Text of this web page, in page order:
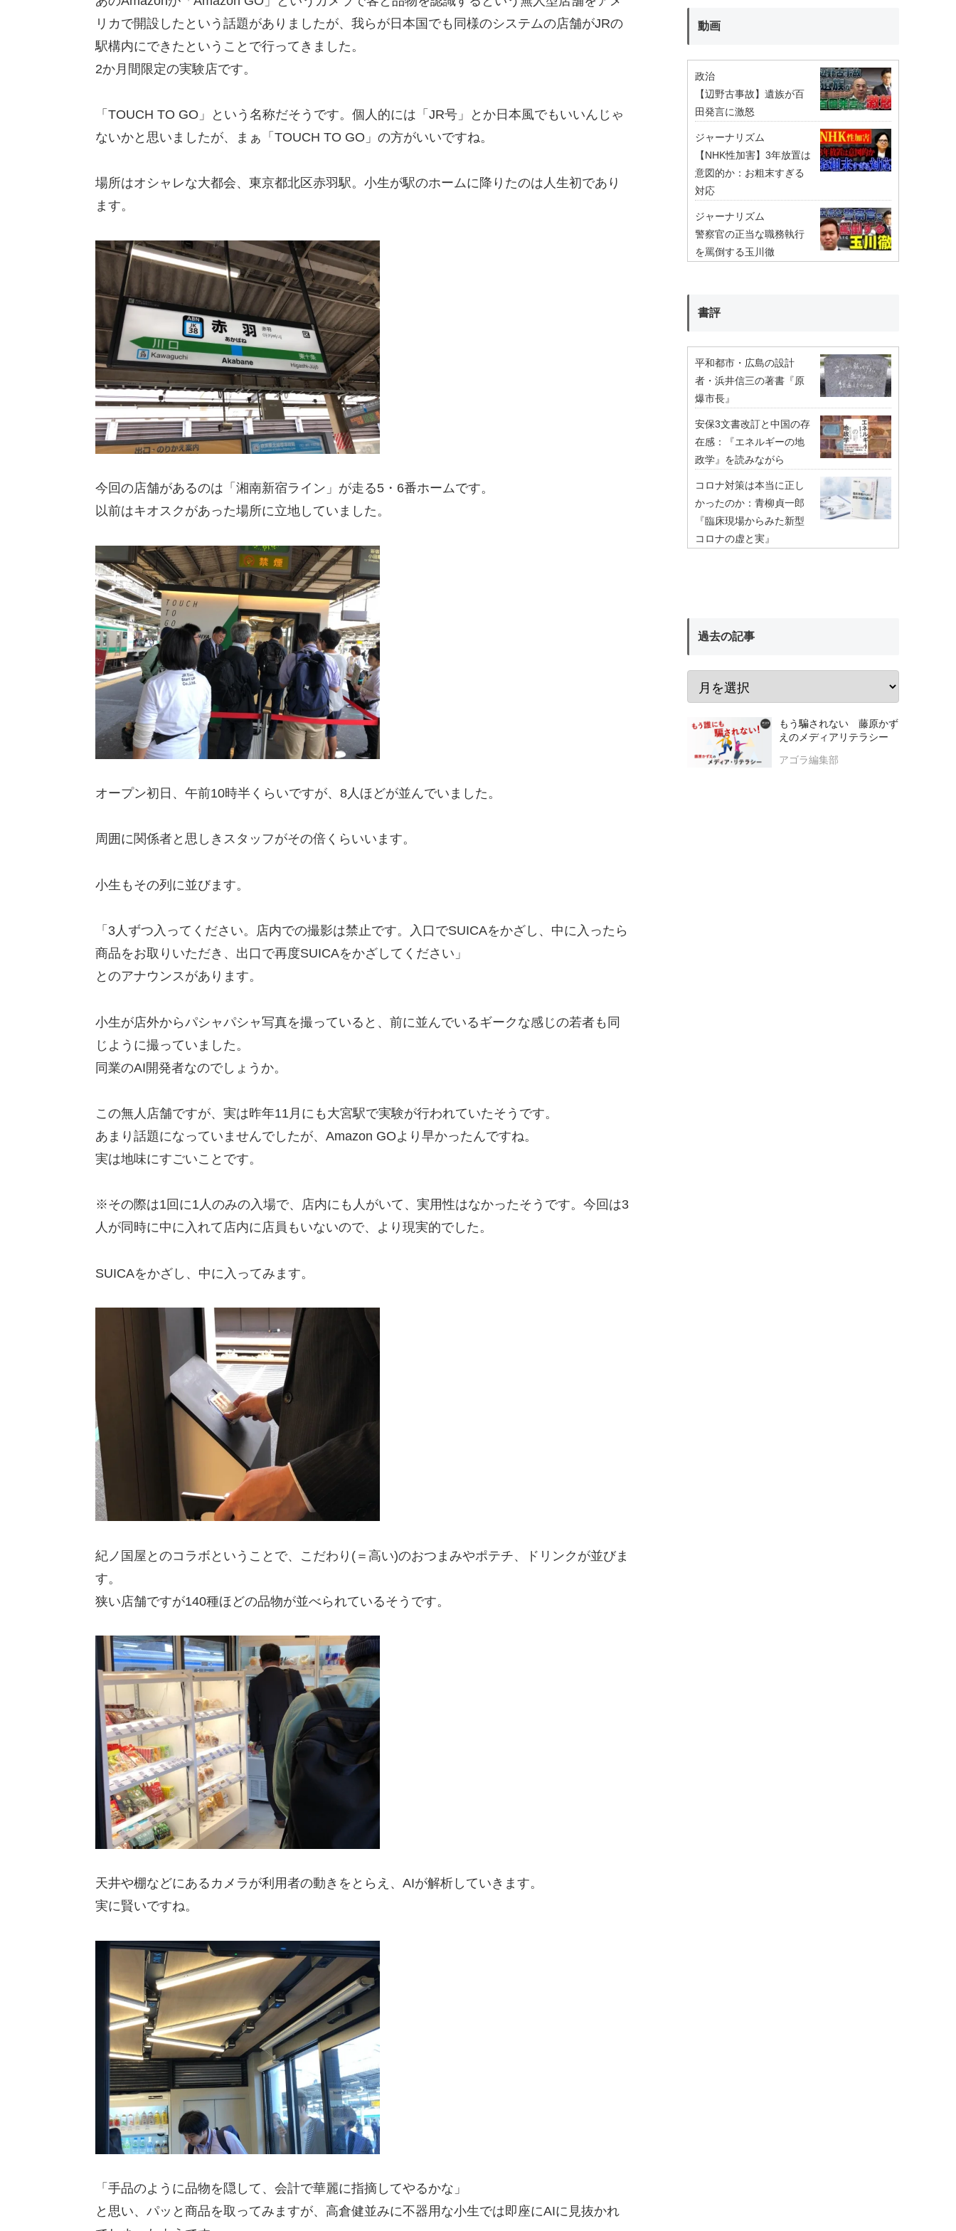
リカで開設したという話題がありましたが、我らが日本国でも同様のシステムの店舗がJRの
駅構内にできたということで行ってきました。
2か月間限定の実験店です。
「TOUCH TO GO」という名称だそうです。個人的には「JR号」とか日本風でもいいんじゃ
ないかと思いましたが、まぁ「TOUCH TO GO」の方がいいですね。
場所はオシャレな大都会、東京都北区赤羽駅。小生が駅のホームに降りたのは人生初であり
ます。
今回の店舗があるのは「湘南新宿ライン」が走る5・6番ホームです。
以前はキオスクがあった場所に立地していました。
オープン初日、午前10時半くらいですが、8人ほどが並んでいました。
周囲に関係者と思しきスタッフがその倍くらいいます。
小生もその列に並びます。
「3人ずつ入ってください。店内での撮影は禁止です。入口でSUICAをかざし、中に入ったら
商品をお取りいただき、出口で再度SUICAをかざしてください」
とのアナウンスがあります。
小生が店外からパシャパシャ写真を撮っていると、前に並んでいるギークな感じの若者も同
じように撮っていました。
同業のAI開発者なのでしょうか。
この無人店舗ですが、実は昨年11月にも大宮駅で実験が行われていたそうです。
あまり話題になっていませんでしたが、Amazon GOより早かったんですね。
実は地味にすごいことです。
※その際は1回に1人のみの入場で、店内にも人がいて、実用性はなかったそうです。今回は3
人が同時に中に入れて店内に店員もいないので、より現実的でした。
SUICAをかざし、中に入ってみます。
紀ノ国屋とのコラボということで、こだわり(＝高い)のおつまみやポテチ、ドリンクが並びま
す。
狭い店舗ですが140種ほどの品物が並べられているそうです。
天井や棚などにあるカメラが利用者の動きをとらえ、AIが解析していきます。
実に賢いですね。
「手品のように品物を隠して、会計で華麗に指摘してやるかな」
と思い、パッと商品を取ってみますが、高倉健並みに不器用な小生では即座にAIに見抜かれ
動画
政治
【辺野古事故】遺族が百
田発言に激怒
ジャーナリズム
【NHK性加害】3年放置は
意図的か：お粗末すぎる
対応
ジャーナリズム
警察官の正当な職務執行
を罵倒する玉川徹
書評
平和都市・広島の設計
者・浜井信三の著書『原
爆市長』
安保3文書改訂と中国の存
在感：『エネルギーの地
政学』を読みながら
コロナ対策は本当に正し
かったのか：青柳貞一郎
『臨床現場からみた新型
コロナの虚と実』
過去の記事
もう騙されない 藤原かず
えのメディアリテラシー
アゴラ編集部